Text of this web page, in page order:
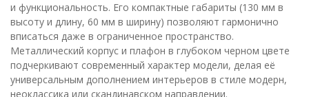
и функциональность. Его компактные габариты (130 мм в
высоту и длину, 60 мм в ширину) позволяют гармонично
вписаться даже в ограниченное пространство.
Металлический корпус и плафон в глубоком черном цвете
подчеркивают современный характер модели, делая её
универсальным дополнением интерьеров в стиле модерн,
неоклассика или скандинавском направлении.